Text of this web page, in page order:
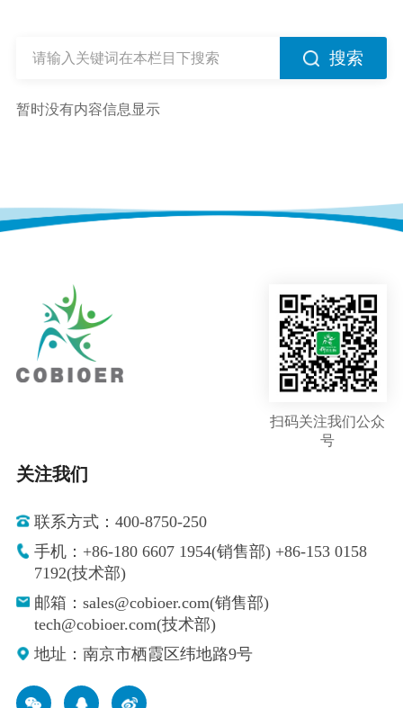
搜索
暂时没有内容信息显示
扫码关注我们公众
号
关注我们
联系方式：400-8750-250
手机：+86-180 6607 1954(销售部) +86-153 0158
7192(技术部)
邮箱：sales@cobioer.com(销售部)
tech@cobioer.com(技术部)
地址：南京市栖霞区纬地路9号